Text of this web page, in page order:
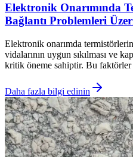
Elektronik Onarımında
Bağlantı Problemleri
Elektronik onarımda
vidalarının uygun sıkılması ve
kritik öneme sahiptir. Bu
Daha fazla bilgi edinin